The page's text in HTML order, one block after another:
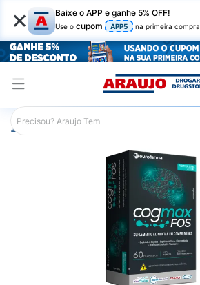
× Baixe o APP e ganhe 5% OFF!
Use o cupom APP5 na primeira compra
Araujo Saúde e Bem Estar